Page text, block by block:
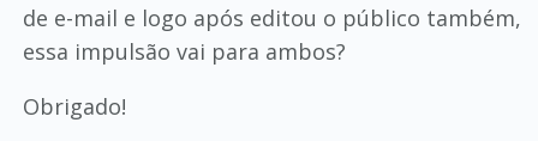
de e-mail e logo após editou o público também,
essa impulsão vai para ambos?
Obrigado!